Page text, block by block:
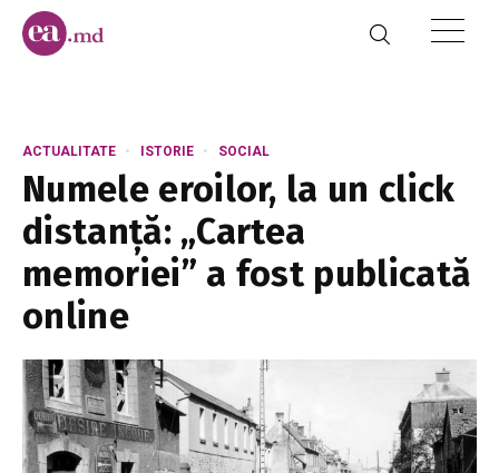
ACTUALITATE ISTORIE SOCIAL
Numele eroilor, la un click
distanță: „Cartea
memoriei” a fost publicată
online